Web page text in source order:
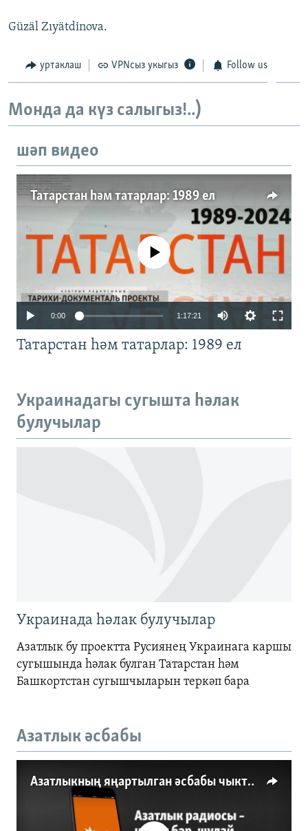
Güzäl Zıyätdinova.
уртаклаш VPNсыз укыгыз Follow us
Монда да күз салыгыз!..)
шәп видео
Татарстан һәм татарлар: 1989 ел
No media source currently available
0:00 1:17:21
Татарстан һәм татарлар: 1989 ел
Украинадагы сугышта һәлак
булучылар
Украинада һәлак булучылар
Азатлык бу проектта Русиянең Украинага каршы
сугышында һәлак булган Татарстан һәм
Башкортстан сугышчыларын теркәп бара
Азатлык әсбабы
Азатлыкның яңартылган әсбабы чыкты